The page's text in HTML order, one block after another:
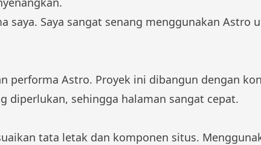
Saya sangat senang menggunakan Astro
performa Astro. Proyek ini dibangun dengan
diperlukan, sehingga halaman sangat cepat.
tata letak dan komponen situs.